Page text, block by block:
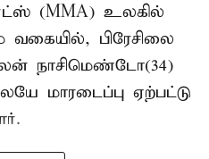
(MMA) உலகில்
வகையில், பிரேசிலை
நாசிமெண்டோ(34)
மாரடைப்பு ஏற்பட்டு